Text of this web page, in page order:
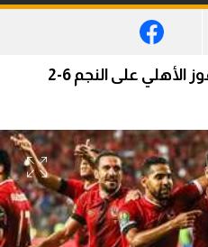
على النجم 6-2